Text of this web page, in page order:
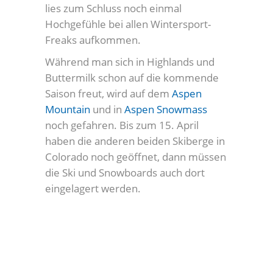
lies zum Schluss noch einmal
Hochgefühle bei allen Wintersport-
Freaks aufkommen.
Während man sich in Highlands und
Buttermilk schon auf die kommende
Saison freut, wird auf dem Aspen
Mountain und in Aspen Snowmass
noch gefahren. Bis zum 15. April
haben die anderen beiden Skiberge in
Colorado noch geöffnet, dann müssen
die Ski und Snowboards auch dort
eingelagert werden.